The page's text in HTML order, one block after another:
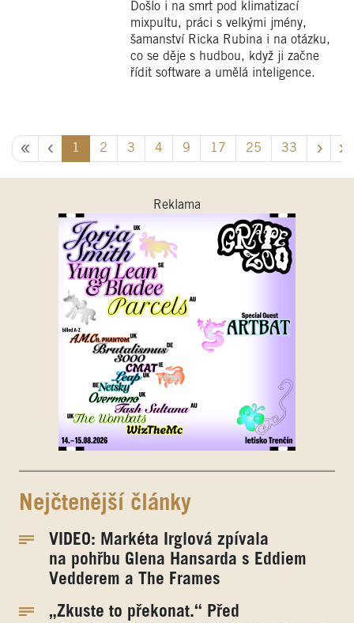
Došlo i na smrt pod klimatizací
mixpultu, práci s velkými jmény,
šamanství Ricka Rubina i na otázku,
co se děje s hudbou, když ji začne
řídit software a umělá inteligence.
1 2 3 4 9 17 25 33
Reklama
Nejčtenější články
VIDEO: Markéta Irglová zpívala
na pohřbu Glena Hansarda s Eddiem
Vedderem a The Frames
„Zkuste to překonat.“ Před